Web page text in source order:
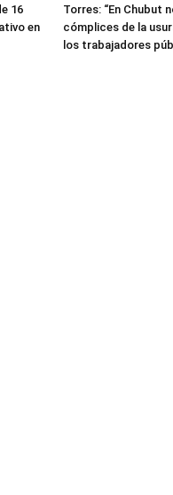
16
en
Torres: “En Chubut
cómplices de la
los trabajadores